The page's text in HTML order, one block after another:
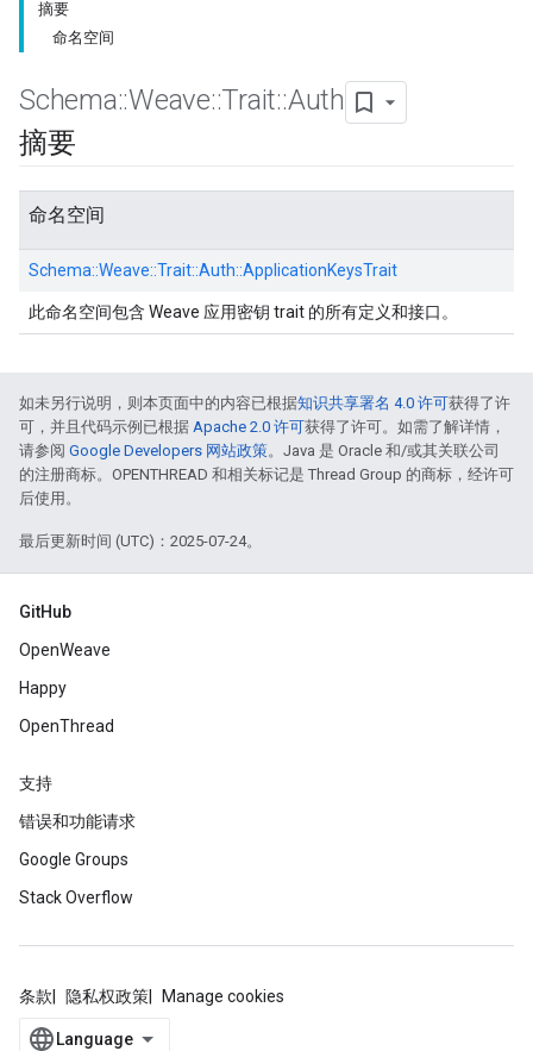
摘要
命名空间
Schema::Weave::Trait::Auth
摘要
命名空间
Schema::Weave::Trait::Auth::ApplicationKeysTrait
此命名空间包含 Weave 应用密钥 trait 的所有定义和接口。
如未另行说明，则本页面中的内容已根据知识共享署名 4.0 许可获得了许
可，并且代码示例已根据 Apache 2.0 许可获得了许可。如需了解详情，
请参阅 Google Developers 网站政策。Java 是 Oracle 和/或其关联公司
的注册商标。OPENTHREAD 和相关标记是 Thread Group 的商标，经许可
后使用。
最后更新时间 (UTC)：2025-07-24。
GitHub
OpenWeave
Happy
OpenThread
支持
错误和功能请求
Google Groups
Stack Overflow
条款 隐私权政策 Manage cookies